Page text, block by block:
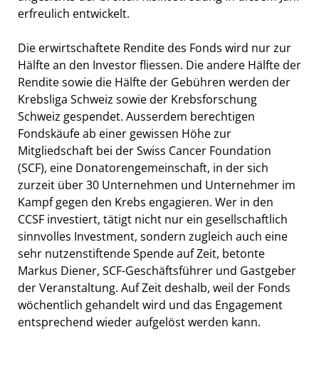
erfreulich entwickelt.
Die erwirtschaftete Rendite des Fonds wird nur zur
Hälfte an den Investor fliessen. Die andere Hälfte der
Rendite sowie die Hälfte der Gebühren werden der
Krebsliga Schweiz sowie der Krebsforschung
Schweiz gespendet. Ausserdem berechtigen
Fondskäufe ab einer gewissen Höhe zur
Mitgliedschaft bei der Swiss Cancer Foundation
(SCF), eine Donatorengemeinschaft, in der sich
zurzeit über 30 Unternehmen und Unternehmer im
Kampf gegen den Krebs engagieren. Wer in den
CCSF investiert, tätigt nicht nur ein gesellschaftlich
sinnvolles Investment, sondern zugleich auch eine
sehr nutzenstiftende Spende auf Zeit, betonte
Markus Diener, SCF-Geschäftsführer und Gastgeber
der Veranstaltung. Auf Zeit deshalb, weil der Fonds
wöchentlich gehandelt wird und das Engagement
entsprechend wieder aufgelöst werden kann.